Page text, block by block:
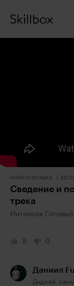
КИНО И МУЗЫКА
Сведение и
трека
Интенсив
8 0
Даниил
Диджей,